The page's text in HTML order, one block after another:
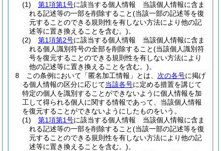
(1)
第1項第1号に該当する個人情報 当該個人情報に含ま
れる記述等の一部を削除すること(当該一部の記述等を復
元することのできる規則性を有しない方法により他の記
述等に置き換えることを含む。)。
(2)
第1項第2号に該当する個人情報 当該個人情報に含ま
れる個人識別符号の全部を削除すること(当該個人識別符
号を復元することのできる規則性を有しない方法により
他の記述等に置き換えることを含む。)。
8
この条例において「匿名加工情報」とは、 次の各号に掲げ
る個人情報の区分に応じて当該各号に定める措置を講じて
特定の個人を識別することができないように個人情報を加
工して得られる個人に関する情報であって、当該個人情報
を復元することができないようにしたものをいう。
(1)
第1項第1号に該当する個人情報 当該個人情報に含ま
れる記述等の一部を削除すること(当該一部の記述等を復
元することのできる規則性を有しない方法により他の記
述等に置き換えることを含む。)。